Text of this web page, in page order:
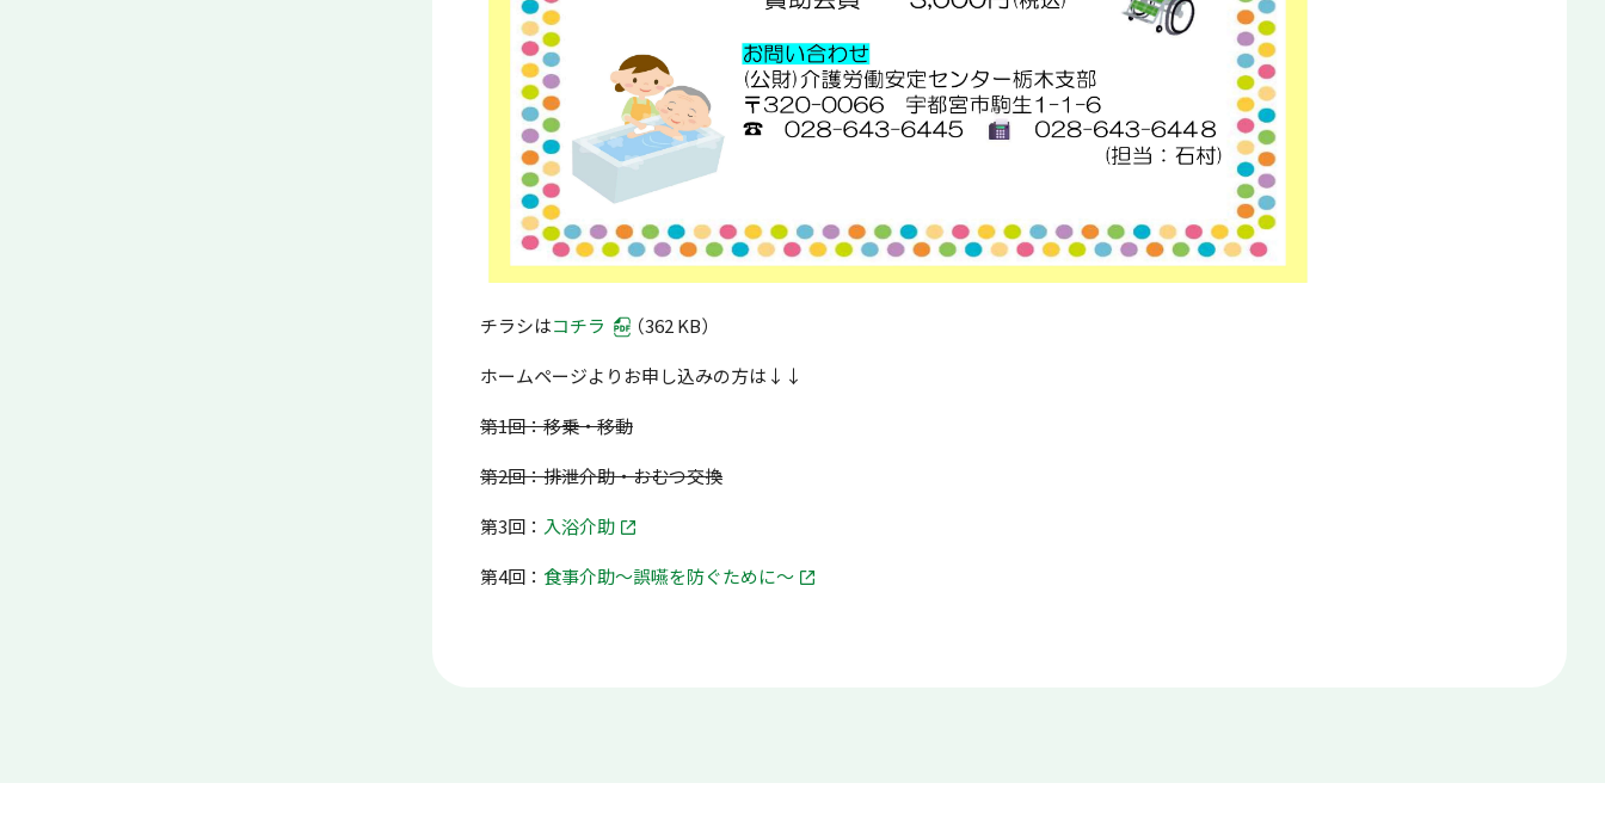
チラシはコチラ
（362 KB）
ホームページよりお申し込みの方は↓↓
第1回：移乗・移動
第2回：排泄介助・おむつ交換
第3回： 入浴介助
第4回： 食事介助～誤嚥を防ぐために～